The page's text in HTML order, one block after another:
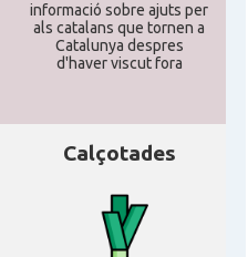
informació sobre ajuts per
als catalans que tornen a
Catalunya despres
d'haver viscut fora
Calçotades